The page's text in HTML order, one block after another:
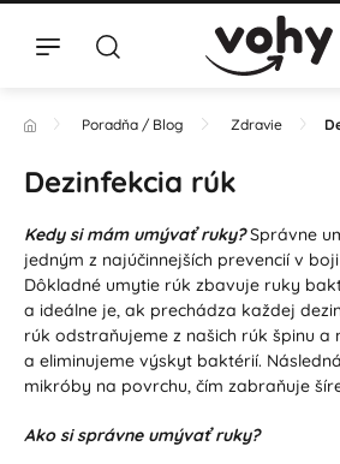
Poradňa / Blog Zdravie
Dezinfekcia rúk
Kedy si mám umývať ruky?Správne
jedným z najúčinnejších prevencií v
Dôkladné umytie rúk zbavuje ruky
a ideálne je, ak prechádza každej
rúk odstraňujeme z našich rúk špinu a
a eliminujeme výskyt baktérií.
mikróby na povrchu, čím zabraňuje
Ako si správne umývať ruky?